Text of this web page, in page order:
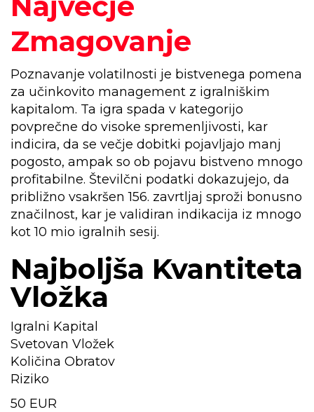
Zmagovanje
Poznavanje volatilnosti je bistvenega pomena
za učinkovito management z igralniškim
kapitalom. Ta igra spada v kategorijo
povprečne do visoke spremenljivosti, kar
indicira, da se večje dobitki pojavljajo manj
pogosto, ampak so ob pojavu bistveno mnogo
profitabilne. Številčni podatki dokazujejo, da
približno vsakršen 156. zavrtljaj sproži bonusno
značilnost, kar je validiran indikacija iz mnogo
kot 10 mio igralnih sesij.
Najboljša Kvantiteta
Vložka
Igralni Kapital
Svetovan Vložek
Količina Obratov
Riziko
50 EUR